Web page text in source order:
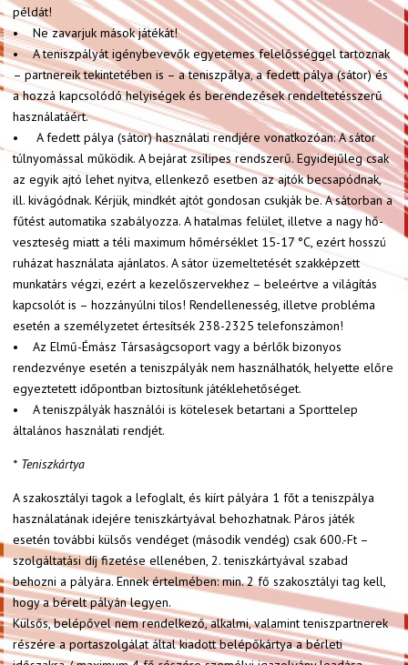
példát!
• Ne zavarjuk mások játékát!
• A teniszpályát igénybevevők egyetemes felelősséggel tartoznak
– partnereik tekintetében is – a teniszpálya, a fedett pálya (sátor) és
a hozzá kapcsolódó helyiségek és berendezések rendeltetésszerű
használatáért.
• A fedett pálya (sátor) használati rendjére vonatkozóan: A sátor
túlnyomással működik. A bejárat zsilipes rendszerű. Egyidejűleg csak
az egyik ajtó lehet nyitva, ellenkező esetben az ajtók becsapódnak,
ill. kivágódnak. Kérjük, mindkét ajtót gondosan csukják be. A sátorban a
fűtést automatika szabályozza. A hatalmas felület, illetve a nagy hő-
veszteség miatt a téli maximum hőmérséklet 15-17 °C, ezért hosszú
ruházat használata ajánlatos. A sátor üzemeltetését szakképzett
munkatárs végzi, ezért a kezelőszervekhez – beleértve a világítás
kapcsolót is – hozzányúlni tilos! Rendellenesség, illetve probléma
esetén a személyzetet értesítsék 238-2325 telefonszámon!
• Az Elmű-Émász Társaságcsoport vagy a bérlők bizonyos
rendezvénye esetén a teniszpályák nem használhatók, helyette előre
egyeztetett időpontban biztosítunk játéklehetőséget.
• A teniszpályák használói is kötelesek betartani a Sporttelep
általános használati rendjét.
* Teniszkártya
A szakosztályi tagok a lefoglalt, és kiírt pályára 1 főt a teniszpálya
használatának idejére teniszkártyával behozhatnak. Páros játék
esetén további külsős vendéget (második vendég) csak 600.-Ft –
szolgáltatási díj fizetése ellenében, 2. teniszkártyával szabad
behozni a pályára. Ennek értelmében: min. 2 fő szakosztályi tag kell,
hogy a bérelt pályán legyen.
Külsős, belépővel nem rendelkező, alkalmi, valamint teniszpartnerek
részére a portaszolgálat által kiadott belépőkártya a bérleti